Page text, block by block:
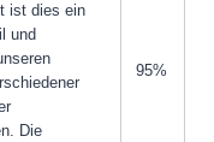
ist dies ein
und
Die
95%